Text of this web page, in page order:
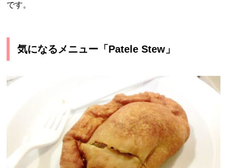
です。
気になるメニュー「Patele Stew」